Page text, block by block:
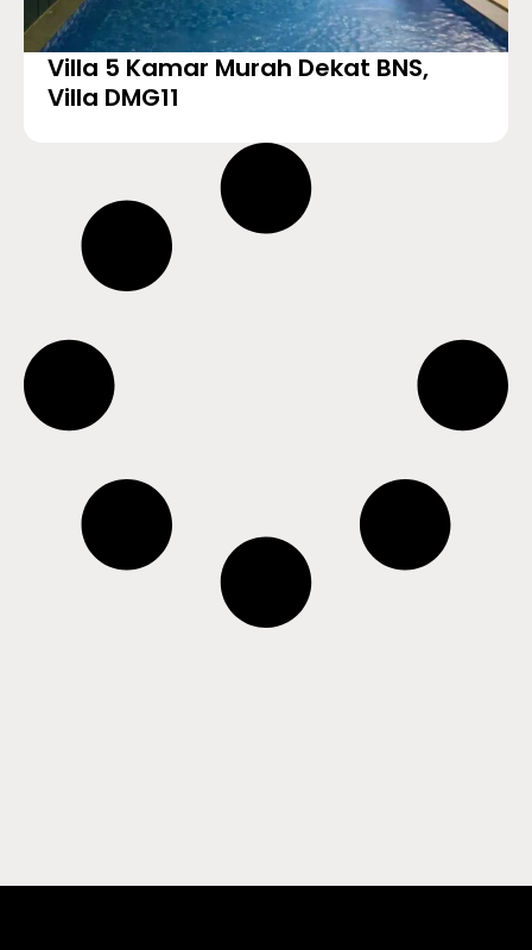
Villa 5 Kamar Murah Dekat BNS,
Villa DMG11